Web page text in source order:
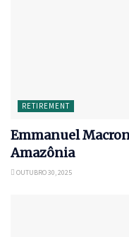
RETIREMENT
Emmanuel
Amazônia
OUTUBRO 30, 2025